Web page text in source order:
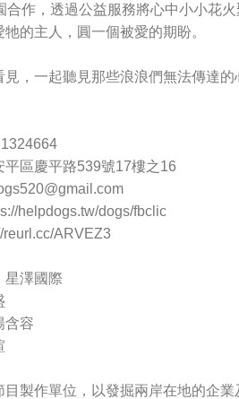
合作，透過公益服務將心中小小花
的主人，圓一個被愛的期盼。
見，一起聽見那些浪浪們無法傳達
平區慶平路539號17樓之16
helpdogs.tw/dogs/fbclic
ARVEZ3
星澤國際
含容
目製作單位，以發掘兩岸在地的企